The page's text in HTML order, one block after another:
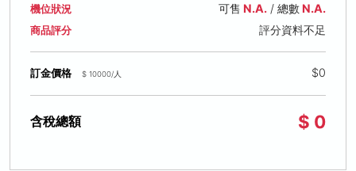
機位狀況 可售 N.A./ 總數N.A.
商品評分 評分資料不足
訂金價格 $ 10000/人 $0
含稅總額 $ 0